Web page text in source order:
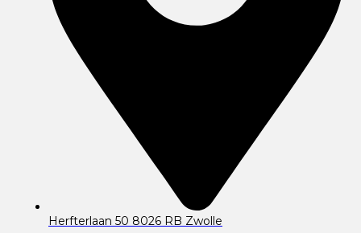
Herfterlaan 50 8026 RB Zwolle